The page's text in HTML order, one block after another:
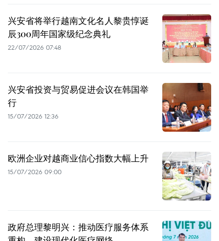
兴安省将举行越南文化名人黎贵惇诞
辰300周年国家级纪念典礼
22/07/2026 07:48
兴安省投资与贸易促进会议在韩国举
行
15/07/2026 12:36
欧洲企业对越商业信心指数大幅上升
15/07/2026 09:00
政府总理黎明兴：推动医疗服务体系